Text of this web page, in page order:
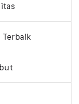
Terbaik